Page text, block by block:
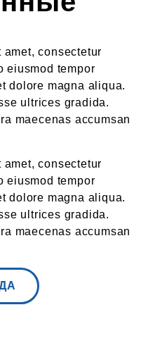
amet, consectetur
eiusmod tempor
dolore magna aliqua.
ultrices gradida.
maecenas accumsan
amet, consectetur
eiusmod tempor
dolore magna aliqua.
ultrices gradida.
maecenas accumsan